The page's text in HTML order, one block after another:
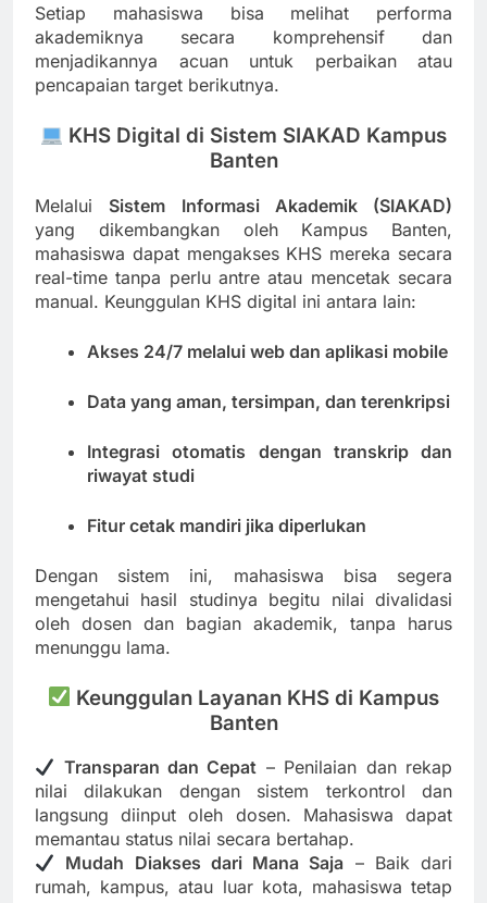
Setiap mahasiswa bisa melihat performa
akademiknya secara komprehensif dan
menjadikannya acuan untuk perbaikan atau
pencapaian target berikutnya.
KHS Digital di Sistem SIAKAD Kampus
Banten
Melalui Sistem Informasi Akademik (SIAKAD)
yang dikembangkan oleh Kampus Banten,
mahasiswa dapat mengakses KHS mereka secara
real-time tanpa perlu antre atau mencetak secara
manual. Keunggulan KHS digital ini antara lain:
Akses 24/7 melalui web dan aplikasi mobile
Data yang aman, tersimpan, dan terenkripsi
Integrasi otomatis dengan transkrip dan
riwayat studi
Fitur cetak mandiri jika diperlukan
Dengan sistem ini, mahasiswa bisa segera
mengetahui hasil studinya begitu nilai divalidasi
oleh dosen dan bagian akademik, tanpa harus
menunggu lama.
Keunggulan Layanan KHS di Kampus
Banten
Transparan dan Cepat – Penilaian dan rekap
nilai dilakukan dengan sistem terkontrol dan
langsung diinput oleh dosen. Mahasiswa dapat
memantau status nilai secara bertahap.
Mudah Diakses dari Mana Saja – Baik dari
rumah, kampus, atau luar kota, mahasiswa tetap